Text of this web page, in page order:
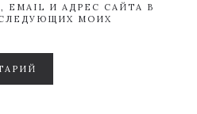
И АДРЕС САЙТА В
МОИХ